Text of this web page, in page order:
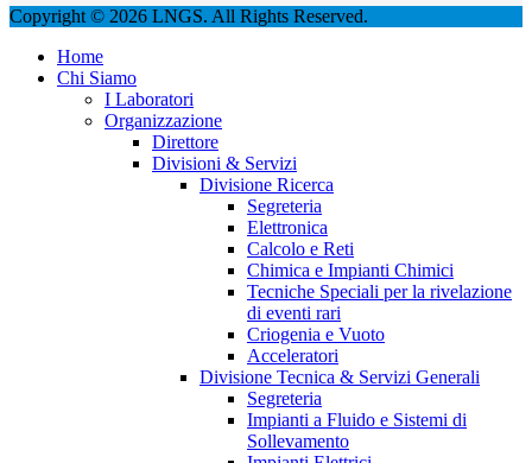
Copyright © 2026 LNGS. All Rights Reserved.
Home
Chi Siamo
I Laboratori
Organizzazione
Direttore
Divisioni & Servizi
Divisione Ricerca
Segreteria
Elettronica
Calcolo e Reti
Chimica e Impianti Chimici
Tecniche Speciali per la rivelazione
di eventi rari
Criogenia e Vuoto
Acceleratori
Divisione Tecnica & Servizi Generali
Segreteria
Impianti a Fluido e Sistemi di
Sollevamento